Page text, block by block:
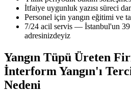
İtfaiye uygunluk yazısı süreci
Personel için yangın eğitimi ve
7/24 acil servis — İstanbul'un
adresinizdeyiz
Yangın Tüpü Üreten
İnterform Yangın'ı
Nedeni